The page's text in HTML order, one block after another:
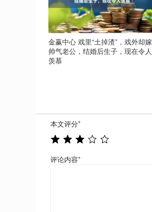
金赢中心 戏里“土掉渣”，戏外却嫁
帅气老公，结婚后生子，现在令人
羡慕
本文评分*
评论内容*